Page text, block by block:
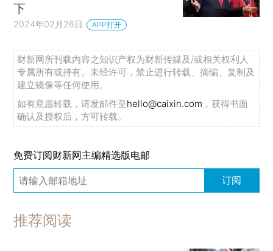
下
2024年02月26日 APP打开
财新网所刊载内容之知识产权为财新传媒及/或相关权利人
专属所有或持有。未经许可，禁止进行转载、摘编、复制及
建立镜像等任何使用。
如有意愿转载，请发邮件至hello@caixin.com ，获得书面
确认及授权后，方可转载。
免费订阅财新网主编精选版电邮
订阅
推荐阅读